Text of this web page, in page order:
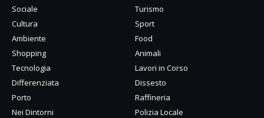
Sociale
Turismo
Cultura
Sport
Ambiente
Food
Shopping
Animali
Tecnologia
Lavori in Corso
Differenziata
Dissesto
Porto
Raffineria
Nei Dintorni
Polizia Locale